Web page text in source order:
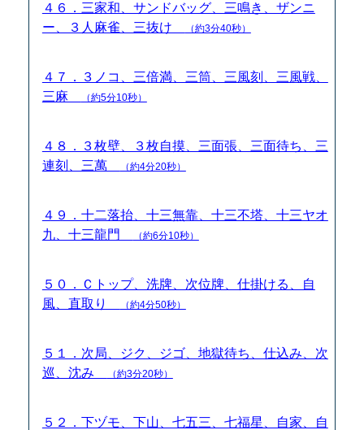
４６．三家和、サンドバッグ、三鳴き、ザンニ
ー、３人麻雀、三抜け
（約3分40秒）
４７．３ノコ、三倍満、三筒、三風刻、三風戦、
三麻
（約5分10秒）
４８．３枚壁、３枚自摸、三面張、三面待ち、三
連刻、三萬
（約4分20秒）
４９．十二落抬、十三無靠、十三不塔、十三ヤオ
九、十三龍門
（約6分10秒）
５０．Ｃトップ、洗牌、次位牌、仕掛ける、自
風、直取り
（約4分50秒）
５１．次局、ジク、ジゴ、地獄待ち、仕込み、次
巡、沈み
（約3分20秒）
５２．下ヅモ、下山、七五三、七福星、自家、自